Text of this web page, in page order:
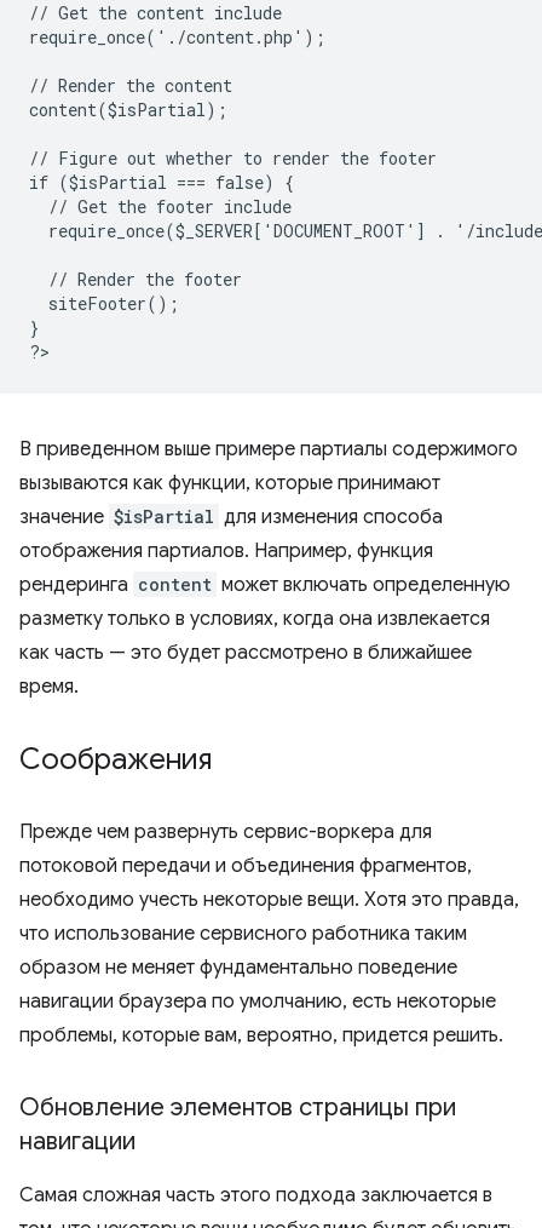
// Get the content include
require_once('./content.php');
// Render the content
content($isPartial);
// Figure out whether to render the footer
if ($isPartial === false) {
  // Get the footer include
require_once($_SERVER['DOCUMENT_ROOT'] . '/
  // Render the footer
  siteFooter();
}
?
В приведенном выше примере партиалы содержимого
вызываются как функции, которые принимают
значение $isPartial для изменения способа
отображения партиалов. Например, функция
рендеринга content может включать определенную
разметку только в условиях, когда она извлекается
как часть — это будет рассмотрено в ближайшее
время.
Соображения
Прежде чем развернуть сервис-воркера для
потоковой передачи и объединения фрагментов,
необходимо учесть некоторые вещи. Хотя это правда,
что использование сервисного работника таким
образом не меняет фундаментально поведение
навигации браузера по умолчанию, есть некоторые
проблемы, которые вам, вероятно, придется решить.
Обновление элементов страницы при
навигации
Самая сложная часть этого подхода заключается в